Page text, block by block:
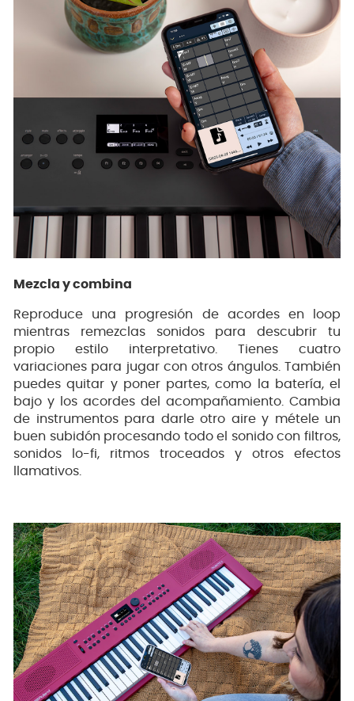
Mezcla y combina
Reproduce una progresión de acordes en loop
mientras remezclas sonidos para descubrir tu
propio estilo interpretativo. Tienes cuatro
variaciones para jugar con otros ángulos. También
puedes quitar y poner partes, como la batería, el
bajo y los acordes del acompañamiento. Cambia
de instrumentos para darle otro aire y métele un
buen subidón procesando todo el sonido con filtros,
sonidos lo-fi, ritmos troceados y otros efectos
llamativos.